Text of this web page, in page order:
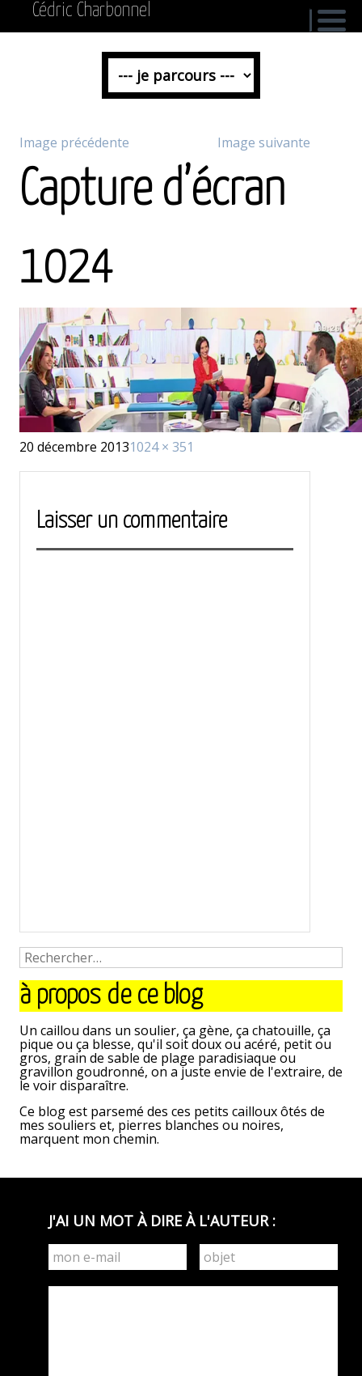
Cédric Charbonnel
Image précédente Image suivante
Capture d’écran
1024
Publié
20 décembre 2013Taille
1024 × 351
Laisser un commentaire
à propos de ce blog
Un caillou dans un soulier, ça gène, ça chatouille, ça
pique ou ça blesse, qu'il soit doux ou acéré, petit ou
gros, grain de sable de plage paradisiaque ou
gravillon goudronné, on a juste envie de l'extraire, de
le voir disparaître.
Ce blog est parsemé des ces petits cailloux ôtés de
mes souliers et, pierres blanches ou noires,
marquent mon chemin.
J'AI UN MOT À DIRE À L'AUTEUR :